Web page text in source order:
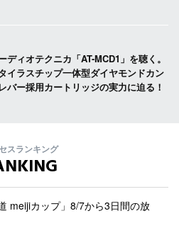
ディオテクニカ「AT-MCD1」を聴く。
イラスチップ一体型ダイヤモンドカン
バー採用カートリッジの実力に迫る！
スランキング
meijiカップ」8/7から3日間の放